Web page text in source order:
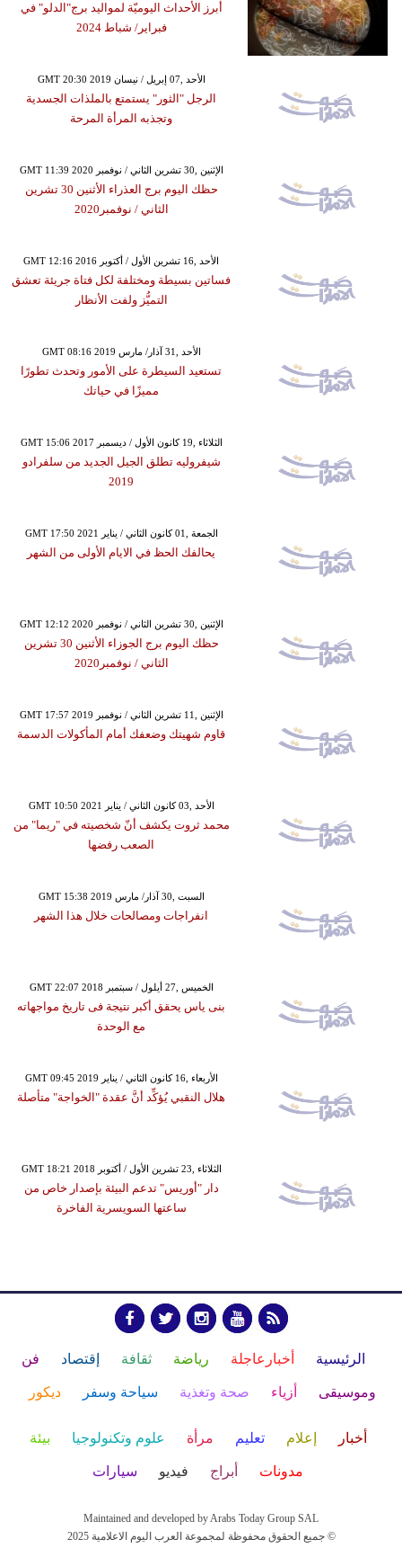
أبرز الأحداث اليوميّة لمواليد برج"الدلو" في
فبراير/ شباط 2024
GMT 20:30 2019 الأحد ,07 إبريل / نيسان
الرجل "الثور" يستمتع بالملذات الجسدية
وتجذبه المرأة المرحة
GMT 11:39 2020 الإثنين ,30 تشرين الثاني / نوفمبر
حظك اليوم برج العذراء الأثنين 30 تشرين
الثاني / نوفمبر2020
GMT 12:16 2016 الأحد ,16 تشرين الأول / أكتوبر
فساتين بسيطة ومختلفة لكل فتاة جريئة تعشق
التميُّز ولفت الأنظار
GMT 08:16 2019 الأحد ,31 آذار/ مارس
تستعيد السيطرة على الأمور وتحدث تطورًا
مميزًا في حياتك
GMT 15:06 2017 الثلاثاء ,19 كانون الأول / ديسمبر
شيفروليه تطلق الجيل الجديد من سلفرادو
2019
GMT 17:50 2021 الجمعة ,01 كانون الثاني / يناير
يحالفك الحظ في الايام الأولى من الشهر
GMT 12:12 2020 الإثنين ,30 تشرين الثاني / نوفمبر
حظك اليوم برج الجوزاء الأثنين 30 تشرين
الثاني / نوفمبر2020
GMT 17:57 2019 الإثنين ,11 تشرين الثاني / نوفمبر
قاوم شهيتك وضعفك أمام المأكولات الدسمة
GMT 10:50 2021 الأحد ,03 كانون الثاني / يناير
محمد ثروت يكشف أنّ شخصيته في "ريما" من
الصعب رفضها
GMT 15:38 2019 السبت ,30 آذار/ مارس
انفراجات ومصالحات خلال هذا الشهر
GMT 22:07 2018 الخميس ,27 أيلول / سبتمبر
بنى ياس يحقق أكبر نتيجة فى تاريخ مواجهاته
مع الوحدة
GMT 09:45 2019 الأربعاء ,16 كانون الثاني / يناير
هلال النقبي يُؤكِّد أنَّ عقدة "الخواجة" متأصلة
GMT 18:21 2018 الثلاثاء ,23 تشرين الأول / أكتوبر
دار "أوريس" تدعم البيئة بإصدار خاص من
ساعتها السويسرية الفاخرة
الرئيسية أخبارعاجلة رياضة ثقافة إقتصاد فن
وموسيقى أزياء صحة وتغذية سياحة وسفر ديكور
أخبار إعلام تعليم مرأة علوم وتكنولوجيا بيئة
مدونات أبراج فيديو سيارات
Maintained and developed by Arabs Today Group SAL
جميع الحقوق محفوظة لمجموعة العرب اليوم الاعلامية 2025 ©